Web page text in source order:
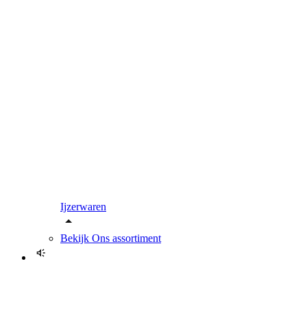
Ijzerwaren
Bekijk Ons assortiment